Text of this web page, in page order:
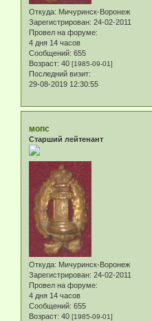
Откуда: Мичуринск-Воронеж
Зарегистрирован: 24-02-2011
Провел на форуме:
4 дня 14 часов
Сообщений: 655
Возраст: 40 [1985-09-01]
Последний визит:
29-08-2019 12:30:55
мопс
Старший лейтенант
Откуда: Мичуринск-Воронеж
Зарегистрирован: 24-02-2011
Провел на форуме:
4 дня 14 часов
Сообщений: 655
Возраст: 40 [1985-09-01]